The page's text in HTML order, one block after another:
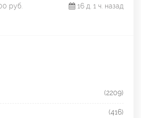
руб.
16 д. 1 ч. назад
(2209)
(416)